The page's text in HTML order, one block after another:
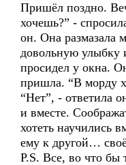
Пришёл поздно.
хочешь?” -
он. Она размазала
довольную
просидел у окна.
пришла. “В морду
“Нет”, - ответила
и вместе.
хотеть научились
ему к другой…
P.S. Все, во что бы